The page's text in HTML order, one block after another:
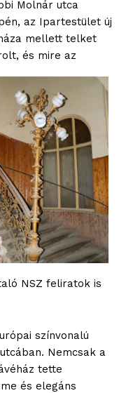
Molnár utca
az Ipartestület új
mellett telket
és mire az
NSZ feliratok is
színvonalú
Nemcsak a
tette
és elegáns